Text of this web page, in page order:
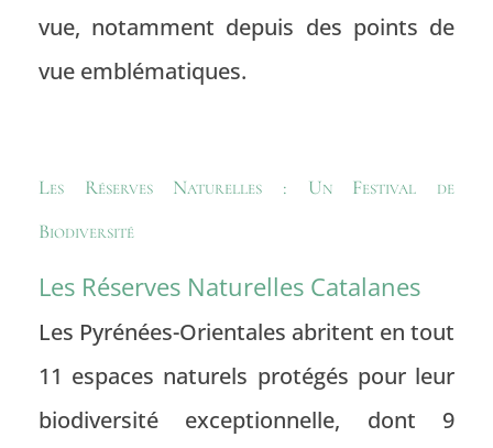
vue, notamment depuis des points de
vue emblématiques.
Les Réserves Naturelles : Un Festival de
Biodiversité
Les Réserves Naturelles Catalanes
Les Pyrénées-Orientales abritent en tout
11 espaces naturels protégés pour leur
biodiversité exceptionnelle, dont 9